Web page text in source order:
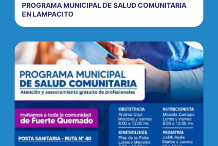
PROGRAMA MUNICIPAL DE SALUD COMUNITARIA
EN LAMPACITO